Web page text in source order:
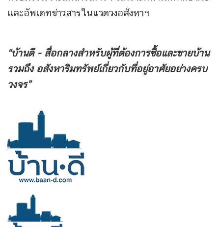
และอัพเดทข่าวสารในแวดวงอสังหาฯ
“บ้านดี - สื่อกลางสำหรับผู้ที่ต้องการซื้อและขายบ้าน
รวมถึง อสังหาริมทรัพย์เกี่ยวกับที่อยู่อาศัยอย่างครบ
วงจร”